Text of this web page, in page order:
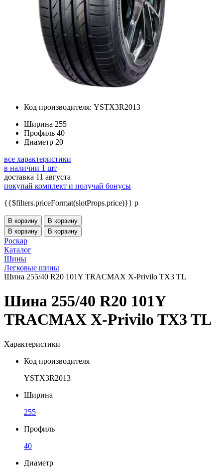
Код производителя: YSTX3R2013
Ширина 255
Профиль 40
Диаметр 20
все характеристики
в наличии 1 шт
доставка 11 августа
покупай комплект и получай бонусы
{{$filters.priceFormat(slotProps.price)}} p
В корзину
В корзину
В корзину
В корзину
Роскар
Каталог
Шины
Легковые шины
Шина 255/40 R20 101Y TRACMAX X-Privilo TX3 TL
Шина 255/40 R20 101Y
TRACMAX X-Privilo TX3 TL
Характеристики
Код производителя
YSTX3R2013
Ширина
255
Профиль
40
Диаметр